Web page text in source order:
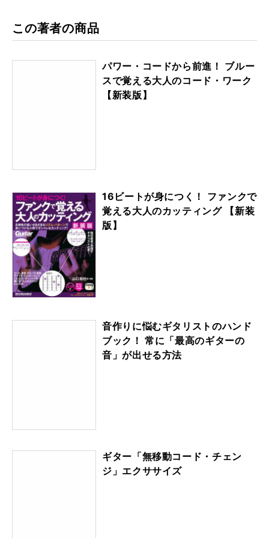
この著者の商品
パワー・コードから前進！ ブルー
スで覚える大人のコード・ワーク
【新装版】
16ビートが身につく！ ファンクで
覚える大人のカッティング 【新装
版】
音作りに悩むギタリストのハンド
ブック！ 常に「最高のギターの
音」が出せる方法
ギター「無移動コード・チェン
ジ」エクササイズ